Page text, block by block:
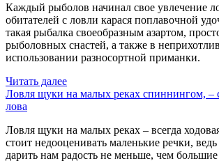
Каждый рыболов начинал свое увлечение
обитателей с ловли карася поплавочной
такая рыбалка своеобразным азартом,
рыболовных снастей, а также в
использовании разносортной приманки.
Читать далее
Ловля щуки на малых реках спиннингом, –
лова
Ловля щуки на малых реках – всегда
стоит недооценивать маленькие речки,
дарить нам радость не меньше, чем